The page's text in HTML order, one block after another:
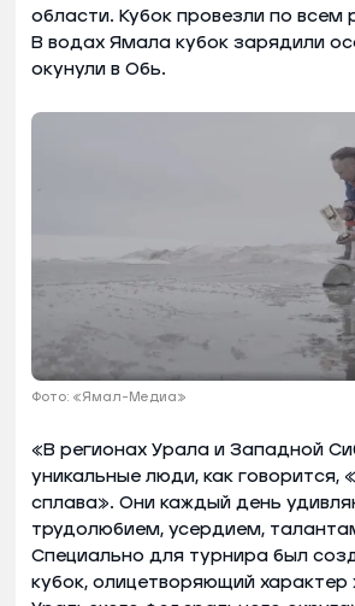
области. Кубок провезли по всем
В водах Ямала кубок зарядили
окунули в Обь.
Фото: «Ямал-Медиа»
«В регионах Урала и Западной
уникальные люди, как говорится,
сплава». Они каждый день
трудолюбием, усердием,
Специально для турнира был
кубок, олицетворяющий характер